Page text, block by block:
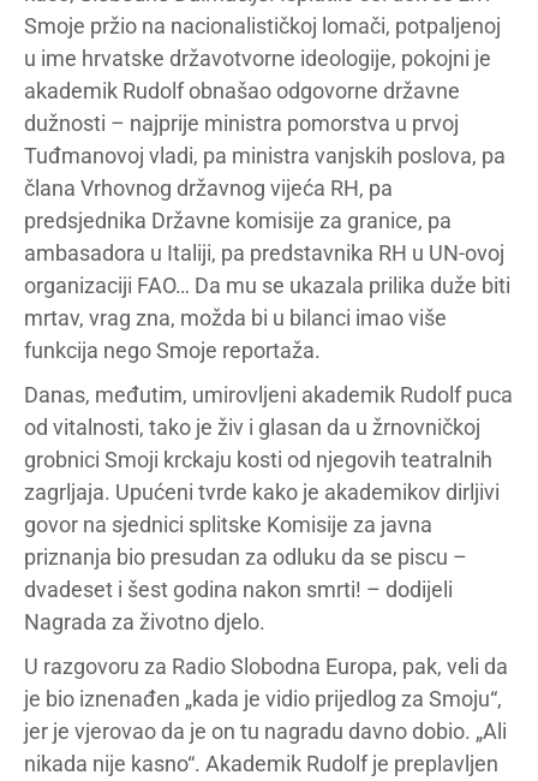
Smoje pržio na nacionalističkoj lomači, potpaljenoj
u ime hrvatske državotvorne ideologije, pokojni je
akademik Rudolf obnašao odgovorne državne
dužnosti – najprije ministra pomorstva u prvoj
Tuđmanovoj vladi, pa ministra vanjskih poslova, pa
člana Vrhovnog državnog vijeća RH, pa
predsjednika Državne komisije za granice, pa
ambasadora u Italiji, pa predstavnika RH u UN-ovoj
organizaciji FAO… Da mu se ukazala prilika duže biti
mrtav, vrag zna, možda bi u bilanci imao više
funkcija nego Smoje reportaža.
Danas, međutim, umirovljeni akademik Rudolf puca
od vitalnosti, tako je živ i glasan da u žrnovničkoj
grobnici Smoji krckaju kosti od njegovih teatralnih
zagrljaja. Upućeni tvrde kako je akademikov dirljivi
govor na sjednici splitske Komisije za javna
priznanja bio presudan za odluku da se piscu –
dvadeset i šest godina nakon smrti! – dodijeli
Nagrada za životno djelo.
U razgovoru za Radio Slobodna Europa, pak, veli da
je bio iznenađen „kada je vidio prijedlog za Smoju“,
jer je vjerovao da je on tu nagradu davno dobio. „Ali
nikada nije kasno“. Akademik Rudolf je preplavljen